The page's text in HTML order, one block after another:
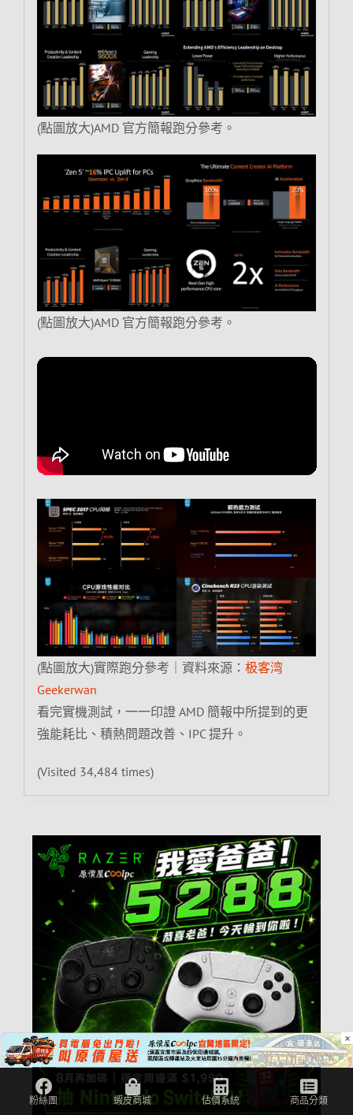
(點圖放大)AMD 官方簡報跑分參考。
(點圖放大)AMD 官方簡報跑分參考。
(點圖放大)實際跑分參考｜資料來源： 极客湾
Geekerwan
看完實機測試，一一印證 AMD 簡報中所提到的更
強能耗比、積熱問題改善、IPC 提升。
(Visited 34,484 times)
×